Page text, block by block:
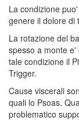
La condizione
genere il dolore di
La rotazione del
spesso a monte
tale condizione il
Trigger.
Cause viscerali
quali lo Psoas.
problematico